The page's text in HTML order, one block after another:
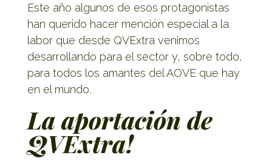
Este año algunos de esos protagonistas
han querido hacer mención especial a la
labor que desde QVExtra venimos
desarrollando para el sector y, sobre todo,
para todos los amantes del AOVE que hay
en el mundo.
La aportación de
QVExtra!